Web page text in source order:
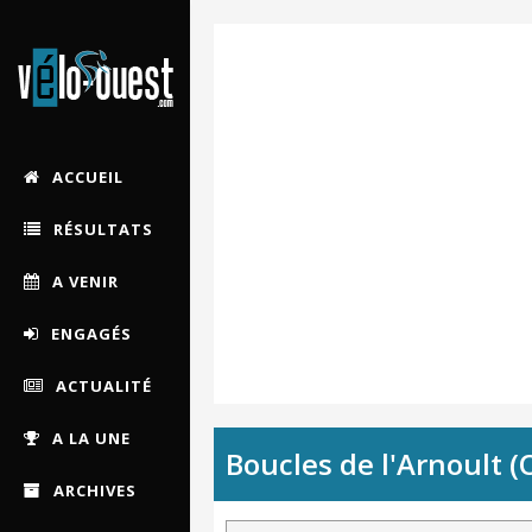
ACCUEIL
RÉSULTATS
A VENIR
ENGAGÉS
ACTUALITÉ
A LA UNE
ARCHIVES
Boucles de l'Arnoult